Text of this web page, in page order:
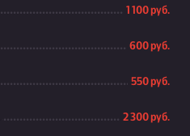
1 100 руб.
600 руб.
550 руб.
2 300 руб.